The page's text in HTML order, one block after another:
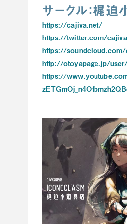
サークル：梶迫
https://cajiva.net/
https://twitter.com/cajiva
https://
http://otoyapage.jp/
https://